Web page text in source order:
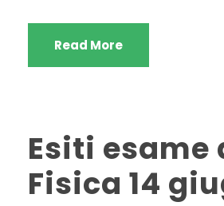
Read More
Esiti esame
Fisica 14